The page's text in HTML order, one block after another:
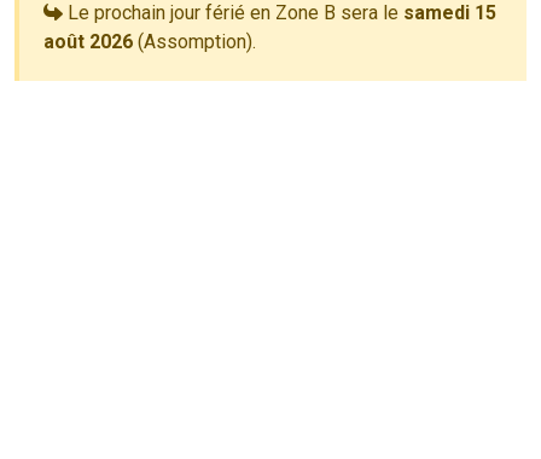
Le prochain jour férié en Zone B sera le samedi 15
août 2026 (Assomption).